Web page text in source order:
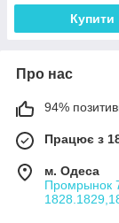
Купити
Про нас
94%
Працює з
м. Одеса
Промрынок